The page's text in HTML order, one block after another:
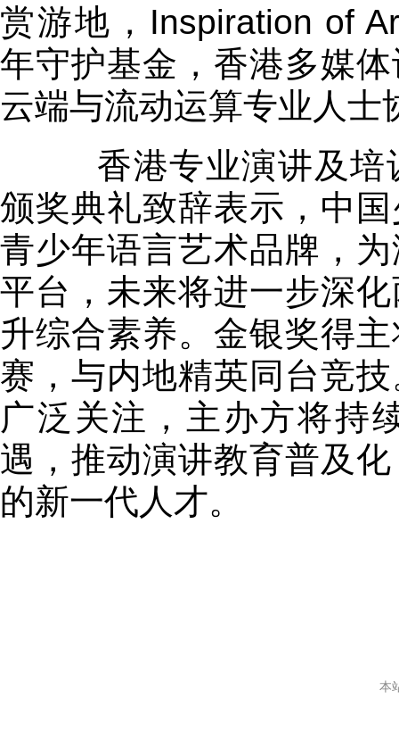
赏游地，Inspiration of
年守护基金，香港多媒
云端与流动运算专业人士
香港专业演讲及培
颁奖典礼致辞表示，中
青少年语言艺术品牌，
平台，未来将进一步深
升综合素养。金银奖得
赛，与内地精英同台竞
广泛关注，主办方将持
遇，推动演讲教育普及
的新一代人才。
本